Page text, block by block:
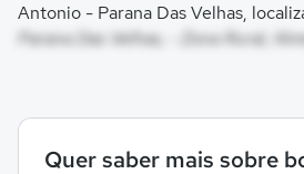
Antonio - Parana Das Velhas,
Parana Das Velhas, - Zona Rural,
Quer saber mais sobre